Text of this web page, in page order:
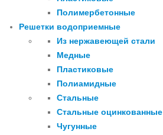
Полимербетонные
Решетки водоприемные
Из нержавеющей стали
Медные
Пластиковые
Полиамидные
Стальные
Стальные оцинкованные
Чугунные